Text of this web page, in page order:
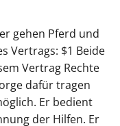
gehen Pferd und
Vertrags: $1 Beide
Vertrag Rechte
dafür tragen
Er bedient
der Hilfen. Er